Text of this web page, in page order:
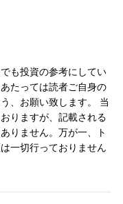
も投資の参考にしてい
たっては読者ご自身の
、お願い致します。 当
りますが、記載される
りません。万が一、ト
一切行っておりません